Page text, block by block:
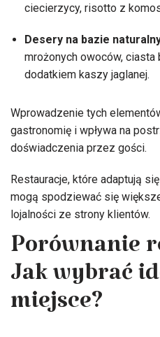
ciecierzycy, risotto z
Desery na bazie
mrożonych owoców,
dodatkiem kaszy jaglanej.
Wprowadzenie tych
gastronomię i wpływa na
doświadczenia przez gości.
Restauracje, które adaptują
mogą spodziewać się
lojalności ze strony klientów.
Porównanie
Jak wybrać
miejsce?